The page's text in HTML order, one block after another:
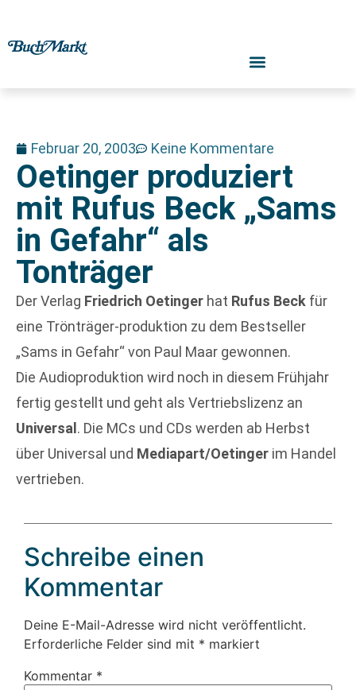
Februar 20, 2003 Keine Kommentare
Oetinger produziert
mit Rufus Beck „Sams
in Gefahr“ als
Tonträger
Der Verlag Friedrich Oetinger hat Rufus Beck für
eine Trönträger-produktion zu dem Bestseller
„Sams in Gefahr“ von Paul Maar gewonnen.
Die Audioproduktion wird noch in diesem Frühjahr
fertig gestellt und geht als Vertriebslizenz an
Universal . Die MCs und CDs werden ab Herbst
über Universal und Mediapart/Oetinger im Handel
vertrieben.
Schreibe einen
Kommentar
Deine E-Mail-Adresse wird nicht veröffentlicht.
Erforderliche Felder sind mit * markiert
Kommentar *